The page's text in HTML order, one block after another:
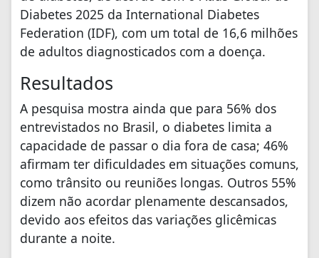
Diabetes 2025 da International Diabetes
Federation (IDF), com um total de 16,6 milhões
de adultos diagnosticados com a doença.
Resultados
A pesquisa mostra ainda que para 56% dos
entrevistados no Brasil, o diabetes limita a
capacidade de passar o dia fora de casa; 46%
afirmam ter dificuldades em situações comuns,
como trânsito ou reuniões longas. Outros 55%
dizem não acordar plenamente descansados,
devido aos efeitos das variações glicêmicas
durante a noite.